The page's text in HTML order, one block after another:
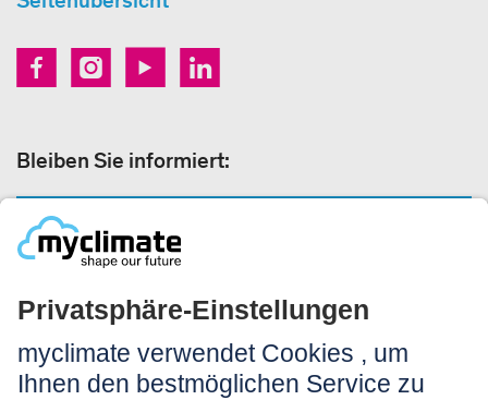
Bleiben Sie informiert:
Rechtliches:
Impressum